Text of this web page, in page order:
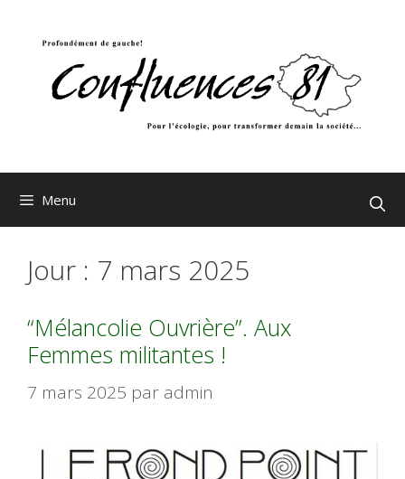
Menu
Jour : 7 mars 2025
“Mélancolie Ouvrière”. Aux
Femmes militantes !
7 mars 2025 par admin